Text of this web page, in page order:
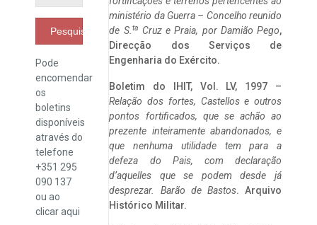
Pesquisar
Pode
encomendar
os
boletins
disponíveis
através do
telefone
+351 295
090 137
ou ao
clicaraqui
ministério da Guerra – Concelho reunido
de S. ta Cruz e Praia, por Damião Pego,
Direcção dos Serviços de
Engenharia do Exército.
Boletim do IHIT, Vol. LV, 1997 –
Relação dos fortes, Castellos e outros
pontos fortificados, que se achão ao
prezente inteiramente abandonados, e
que nenhuma utilidade tem para a
defeza do Pais, com declaração
d’aquelles que se podem desde já
desprezar. Barão de Bastos. Arquivo
Histórico Militar.